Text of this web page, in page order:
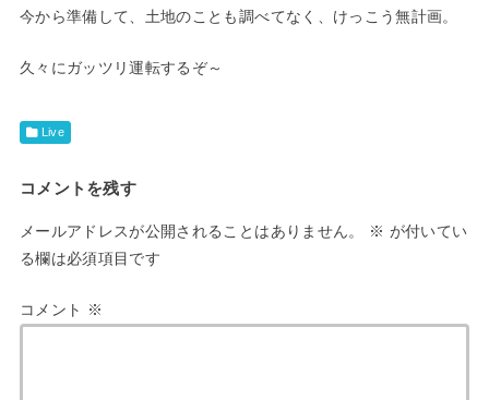
今から準備して、土地のことも調べてなく、けっこう無計画。
久々にガッツリ運転するぞ～
Live
コメントを残す
メールアドレスが公開されることはありません。 ※ が付いてい
る欄は必須項目です
コメント ※